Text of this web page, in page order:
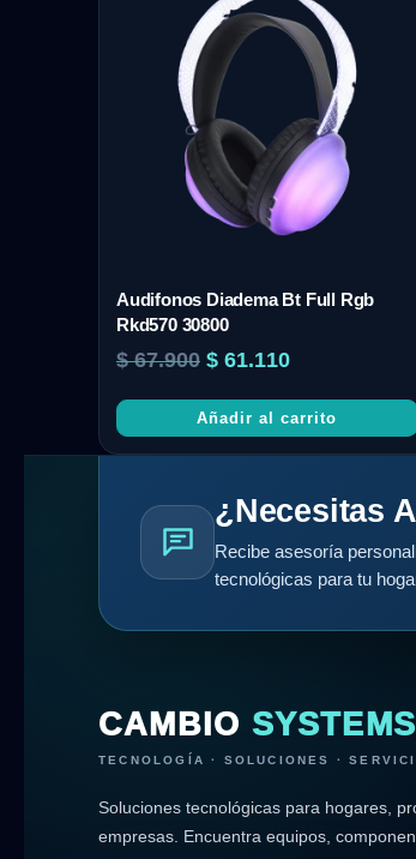
Audifonos Diadema Bt Full Rgb
Rkd570 30800
$67.900 $ 61.110
Añadir al carrito
¿Necesitas
Recibe asesoría
tecnológicas para tu
CAMBIO SYSTEMS
TECNOLOGÍA · SOLUCIONES ·
Soluciones tecnológicas para hogares,
empresas. Encuentra equipos,